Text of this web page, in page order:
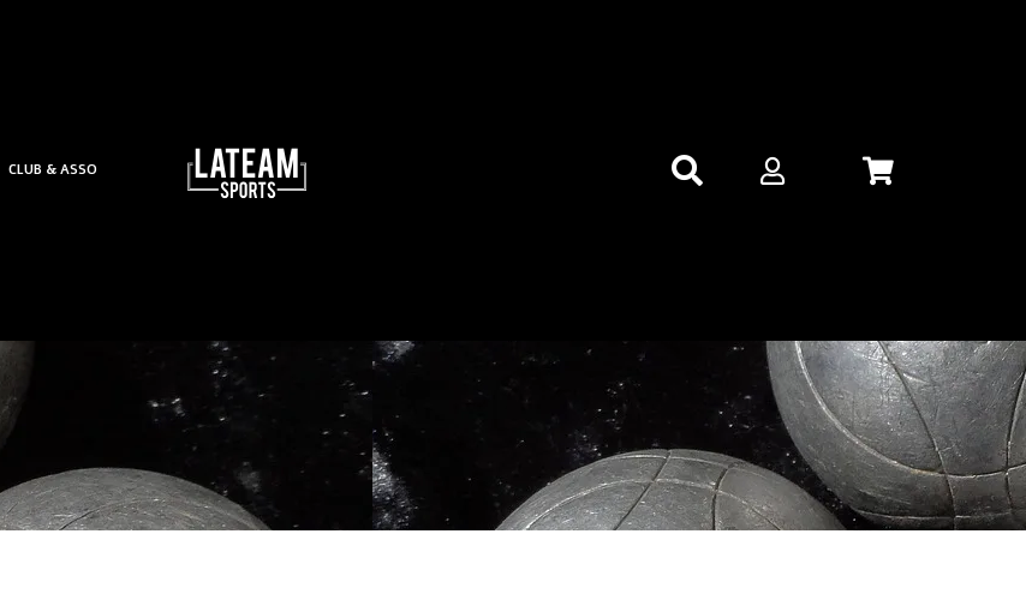
CLUB & ASSO
longue Bleu / Blanc / Marine – Collection SAMI